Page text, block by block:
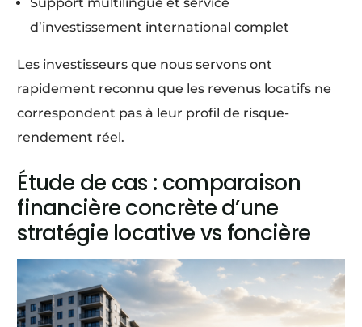
d’investissement international complet
Les investisseurs que nous servons ont
rapidement reconnu que les revenus locatifs ne
correspondent pas à leur profil de risque-
rendement réel.
Étude de cas : comparaison
financière concrète d’une
stratégie locative vs foncière